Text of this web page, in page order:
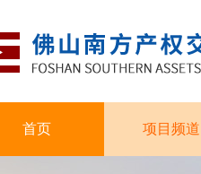
首页 项目频道